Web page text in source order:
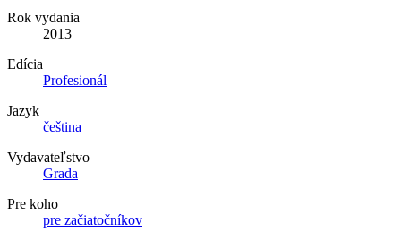
Rok vydania
2013
Edícia
Profesionál
Jazyk
čeština
Vydavateľstvo
Grada
Pre koho
pre začiatočníkov